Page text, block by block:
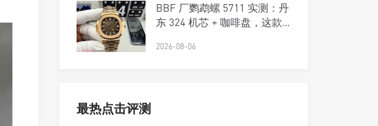
BBF 厂鹦鹉螺 5711 实测：丹
东 324 机芯 + 咖啡盘，这款
2026-08-06
最热点击评测